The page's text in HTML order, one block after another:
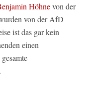
Höhnevon der
von der AfD
ist das gar kein
einen